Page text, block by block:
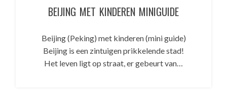
BEIJING MET KINDEREN MINIGUIDE
Beijing (Peking) met kinderen (mini guide)
Beijing is een zintuigen prikkelende stad!
Het leven ligt op straat, er gebeurt van…